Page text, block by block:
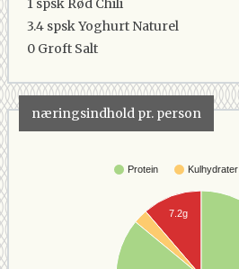
1 spsk Rød Chili
3.4 spskYoghurt Naturel
0 Groft Salt
næringsindhold pr. person
Protein Kulhydrater
7.2g